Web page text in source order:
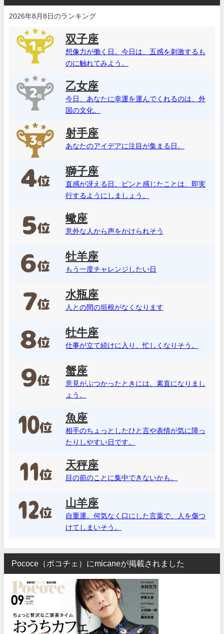
2026年8月8日のランキング
双子座
想像力が働く日。今日は、五感を刺激するも
のに触れてみよう。
乙女座
今日、あなたに幸運を運んでくれるのは、外
国の文化。
射手座
あなたのアイデアに注目が集まる日。
獅子座
直感が冴える日。ピンと感じたことは、即実
行するようにしましょう。
蠍座
意外な人から声をかけられそう
牡羊座
もう一度チャレンジしたい日
水瓶座
人との間の垣根がなくなります
牡牛座
仕事が立て続けに入り、忙しくなりそう。
蟹座
意見がぶつかったときには、素直になりまし
ょう。
魚座
相手のちょっとしたひと言や表情が気に障っ
たりしやすい日です。
天秤座
目の前のことに集中できないかも。
山羊座
自重運。何気なく口にした言葉で、人を傷つ
けてしまいそう。
Pococe（ポコチェ）にmicaneが掲載されました